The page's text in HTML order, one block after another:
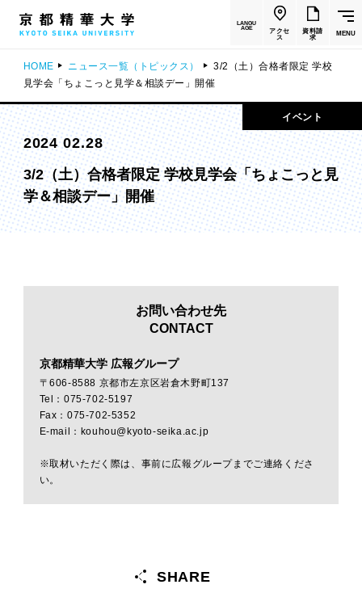
LANGU
AGE
アクセ
ス
資料請
求
MENU
HOME ニュース一覧（トピックス）
3/2（土）合格者限定 学校
見学会「ちょこっと見学＆相談デー」開催
イベント
2024 02.28
3/2（土）合格者限定 学校見学会「ちょこっと見
学＆相談デー」開催
お問い合わせ先
CONTACT
京都精華大学 広報グループ
〒606-8588 京都市左京区岩倉木野町137
Tel：075-702-5197
Fax：075-702-5352
E-mail：kouhou@kyoto-seika.ac.jp
※取材いただく際は、事前に広報グループまでご連絡くださ
い。
SHARE